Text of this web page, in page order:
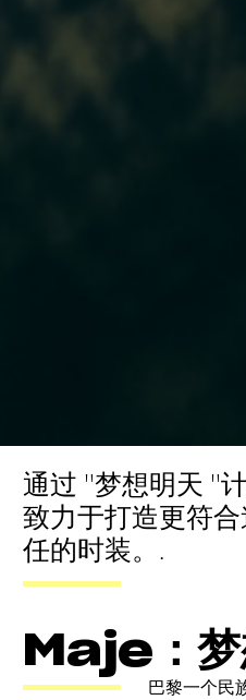
通过 "梦想明天 "
致力于打造更符
任的时装。.
Maje：梦
巴黎一个民